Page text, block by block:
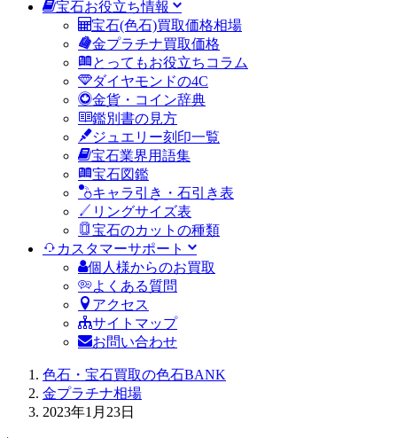
宝石お役立ち情報
宝石(色石)買取価格相場
金プラチナ買取価格
とってもお役立ちコラム
ダイヤモンドの4C
金貨・コイン辞典
鑑別書の見方
ジュエリー刻印一覧
宝石業界用語集
宝石図鑑
キャラ引き・石引き表
リングサイズ表
宝石のカットの種類
カスタマーサポート
個人様からのお買取
よくある質問
アクセス
サイトマップ
お問い合わせ
色石・宝石買取の色石BANK
金プラチナ相場
2023年1月23日